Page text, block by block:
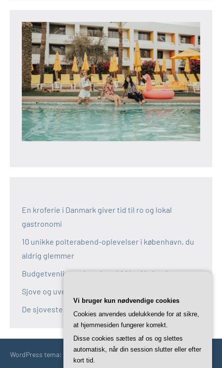
En kroferie i Danmark giver tid til ro og lokal
gastronomi
10 unikke polterabend-oplevelser i københavn, du
aldrig glemmer
Budgetvenlige polterabend-idéer i københavn
Sjove og uventede polterabend-idéer i københavn
De sjoveste aktiviteter til polterabend i københavn
WordPress tema: Occasio by ThemeZee.
Vi bruger kun nødvendige cookies
Cookies anvendes udelukkende for at sikre,
at hjemmesiden fungerer korrekt.
Disse cookies sættes af os og slettes
automatisk, når din session slutter eller efter
kort tid.